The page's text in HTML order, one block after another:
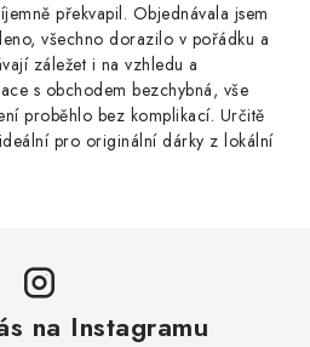
překvapil. Objednávala jsem
všechno dorazilo v pořádku a
záležet i na vzhledu a
s obchodem bezchybná, vše
proběhlo bez komplikací. Určitě
pro originální dárky z lokální
na Instagramu